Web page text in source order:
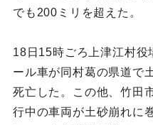
でも200ミリを超えた。
18日15時ごろ上津江村役
ール車が同村葛の県道で
死亡した。この他、竹田
行中の車両が土砂崩れに